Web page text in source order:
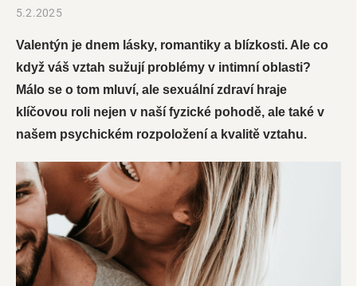
5.2.2025
Valentýn je dnem lásky, romantiky a blízkosti. Ale co
když váš vztah sužují problémy v intimní oblasti?
Málo se o tom mluví, ale sexuální zdraví hraje
klíčovou roli nejen v naší fyzické pohodě, ale také v
našem psychickém rozpoložení a kvalitě vztahu.